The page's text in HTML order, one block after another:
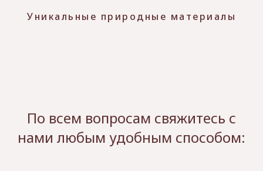
Уникальные природные материалы
По всем вопросам свяжитесь с
нами любым удобным способом: